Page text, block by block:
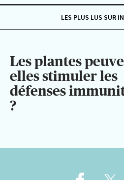
LES PLUS LUS SUR
Les plantes
elles stimuler les
défenses
?